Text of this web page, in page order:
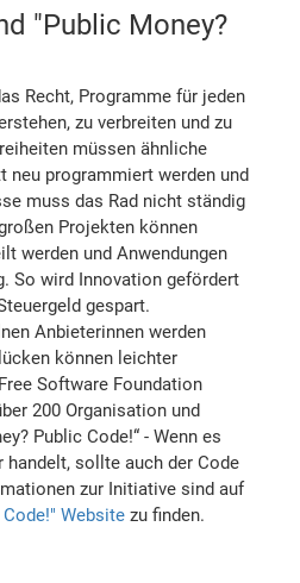
"Public Money?
Recht, Programme für jeden
zu verbreiten und zu
müssen ähnliche
neu programmiert werden und
muss das Rad nicht ständig
Projekten können
werden und Anwendungen
So wird Innovation gefördert
gespart.
Anbieterinnen werden
können leichter
Software Foundation
200 Organisation und
Public Code!“ - Wenn es
sollte auch der Code
zur Initiative sind auf
Website zu finden.